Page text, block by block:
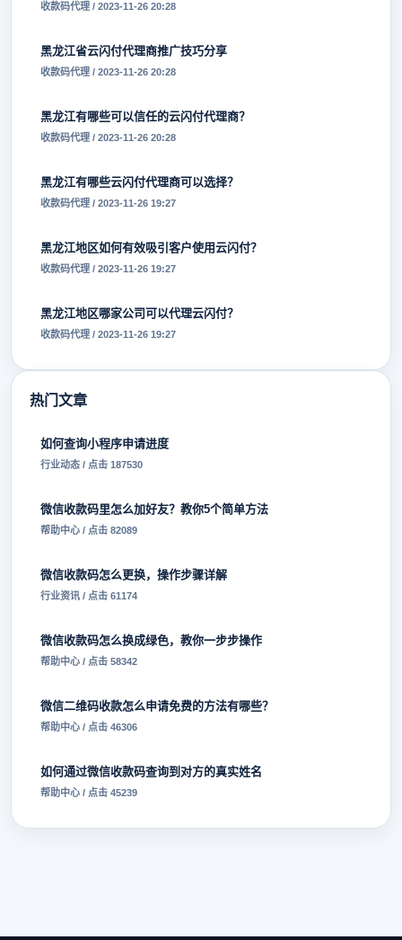
收款码代理 / 2023-11-26 20:28
黑龙江省云闪付代理商推广技巧分享
收款码代理 / 2023-11-26 20:28
黑龙江有哪些可以信任的云闪付代理商？
收款码代理 / 2023-11-26 20:28
黑龙江有哪些云闪付代理商可以选择？
收款码代理 / 2023-11-26 19:27
黑龙江地区如何有效吸引客户使用云闪付？
收款码代理 / 2023-11-26 19:27
黑龙江地区哪家公司可以代理云闪付？
收款码代理 / 2023-11-26 19:27
热门文章
如何查询小程序申请进度
行业动态 / 点击 187530
微信收款码里怎么加好友？教你5个简单方法
帮助中心 / 点击 82089
微信收款码怎么更换，操作步骤详解
行业资讯 / 点击 61174
微信收款码怎么换成绿色，教你一步步操作
帮助中心 / 点击 58342
微信二维码收款怎么申请免费的方法有哪些？
帮助中心 / 点击 46306
如何通过微信收款码查询到对方的真实姓名
帮助中心 / 点击 45239